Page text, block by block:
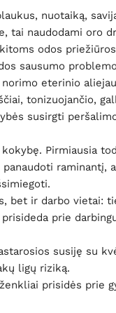
nuotaiką,
tai naudodami oro
odos
sausumo
eterinio
tonizuojančio,
susirgti
Pirmiausia
bet ir darbo vietai:
prie
susiję su
ligų riziką.
prisidės prie